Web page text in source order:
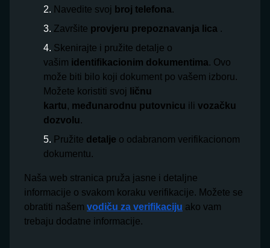
Navedite svoj broj telefona.
Završite provjeru prepoznavanja lica .
Skenirajte i pružite detalje o
vašim identifikacionim dokumentima. Ovo
može biti bilo koji dokument po vašem izboru.
Možete koristiti svoj
ličnu
kartu, međunarodnu putovnicu ili vozačku
dozvolu.
Pružite detalje o odabranom verifikacionom
dokumentu.
Naša web stranica pruža jasne i detaljne
informacije o svakom koraku verifikacije. Možete se
obratiti našem vodiču za verifikaciju ako vam
trebaju dodatne informacije.